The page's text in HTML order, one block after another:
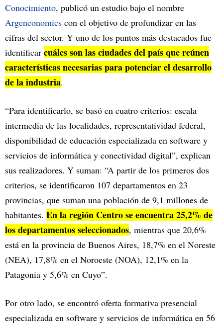
Conocimiento, publicó un estudio bajo el nombre
Argenconomics con el objetivo de profundizar en las
cifras del sector. Y uno de los puntos más destacados fue
identificar cuáles son las ciudades del país que reúnen
características necesarias para potenciar el desarrollo
de la industria.
“Para identificarlo, se basó en cuatro criterios: escala
intermedia de las localidades, representatividad federal,
disponibilidad de educación especializada en software y
servicios de informática y conectividad digital”, explican
sus realizadores. Y suman: “A partir de los primeros dos
criterios, se identificaron 107 departamentos en 23
provincias, que suman una población de 9,1 millones de
habitantes. En la región Centro se encuentra 25,2% de
los departamentos seleccionados, mientras que 20,6%
está en la provincia de Buenos Aires, 18,7% en el Noreste
(NEA), 17,8% en el Noroeste (NOA), 12,1% en la
Patagonia y 5,6% en Cuyo”.
Por otro lado, se encontró oferta formativa presencial
especializada en software y servicios de informática en 56